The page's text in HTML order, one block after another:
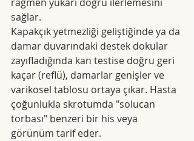
sağlar.
Kapakçık yetmezliği geliştiğinde ya da
damar duvarındaki destek dokular
zayıfladığında kan testise doğru geri
kaçar (reflü), damarlar genişler ve
varikosel tablosu ortaya çıkar. Hasta
çoğunlukla skrotumda "solucan
torbası" benzeri bir his veya
görünüm tarif eder.